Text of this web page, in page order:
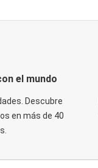
el mundo
Descubre
en más de 40